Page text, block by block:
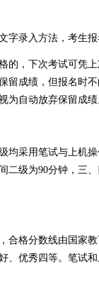
录入方法，考生报
，下次考试可凭上
留成绩，但报名时
为自动放弃保留成绩
采用笔试与上机操
二级为90分钟，三
格分数线由国家教
、优秀四等。笔试